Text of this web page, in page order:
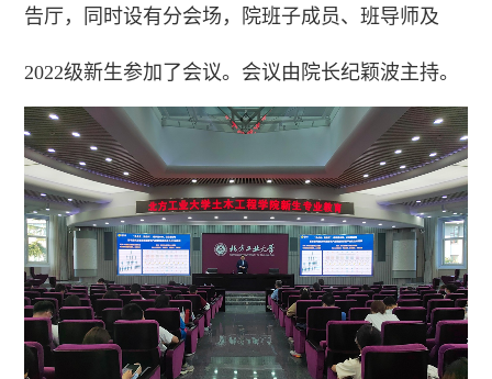
告厅，同时设有分会场，院班子成员、班导师及
2022级新生参加了会议。会议由院长纪颖波主持。